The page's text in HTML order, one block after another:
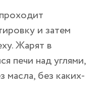
и затем
Жарят в
печи над углями,
масла, без каких-